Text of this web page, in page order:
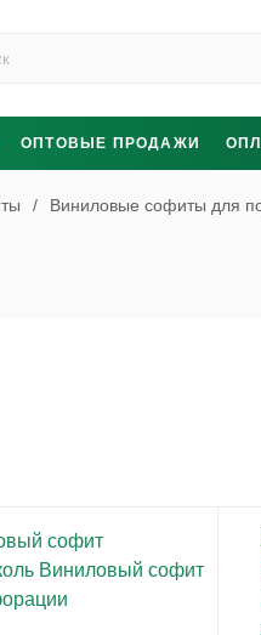
ОПТОВЫЕ ПРОДАЖИ
/ Виниловые софиты для